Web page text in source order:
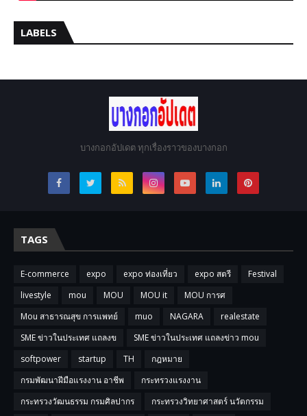
LABELS
บางกอกอัปเดต ทุกเรื่องราวของบางกอก
TAGS
E-commerce expo expo ท่องเที่ยว expo สตรี
Festival
livestyle
mou MOU MOU it
MOU การศ
Mou สาธารณสุข การแพทย์
muo NAGARA
realestate
SME ข่าวในประเทศ แถลงข
SME ข่าวในประเทศ แถลงข่าว mou
softpower
startup TH
กฎหมาย
กรมพัฒนาฝีมือแรงงาน อาชีพ
กระทรวงแรงงาน
กระทรวงวัฒนธรรม กรมศิลปากร
กระทรวงวิทยาศาสตร์ นวัตกรรม